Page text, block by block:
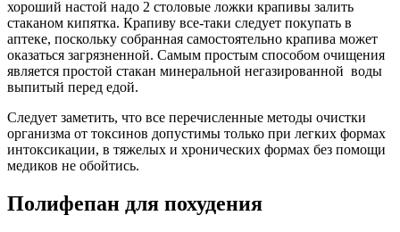
хороший настой надо 2 столовые ложки крапивы залить
стаканом кипятка. Крапиву все-таки следует покупать в
аптеке, поскольку собранная самостоятельно крапива может
оказаться загрязненной. Самым простым способом очищения
является простой стакан минеральной негазированной воды
выпитый перед едой.
Следует заметить, что все перечисленные методы очистки
организма от токсинов допустимы только при легких формах
интоксикации, в тяжелых и хронических формах без помощи
медиков не обойтись.
Полифепан для похудения